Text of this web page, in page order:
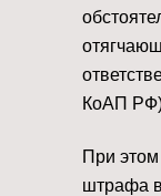
КоАП
При
штрафа